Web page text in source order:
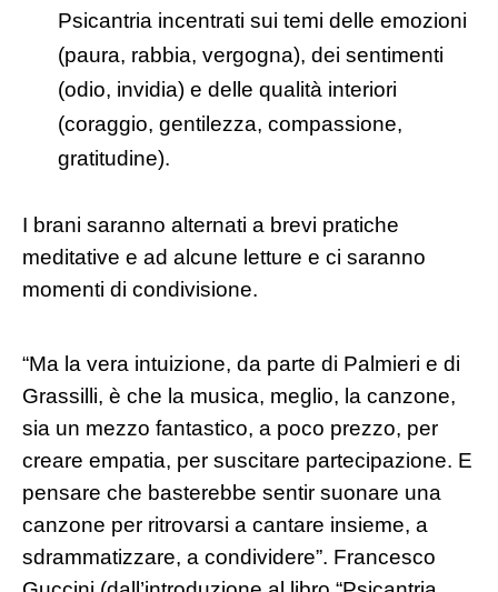
Psicantria incentrati sui temi delle emozioni
(paura, rabbia, vergogna), dei sentimenti
(odio, invidia) e delle qualità interiori
(coraggio, gentilezza, compassione,
gratitudine).
I brani saranno alternati a brevi pratiche
meditative e ad alcune letture e ci saranno
momenti di condivisione.
“Ma la vera intuizione, da parte di Palmieri e di
Grassilli, è che la musica, meglio, la canzone,
sia un mezzo fantastico, a poco prezzo, per
creare empatia, per suscitare partecipazione. E
pensare che basterebbe sentir suonare una
canzone per ritrovarsi a cantare insieme, a
sdrammatizzare, a condividere”. Francesco